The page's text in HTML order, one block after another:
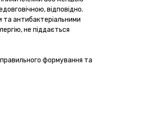
відповідно.
та антибактеріальними
не піддається
формування та